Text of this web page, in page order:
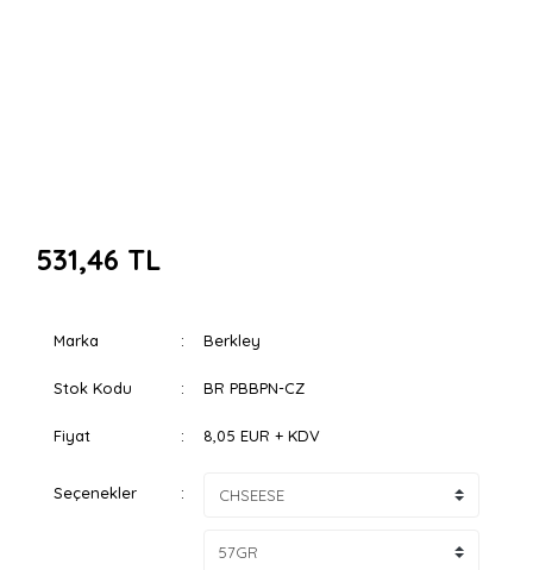
531,46 TL
Marka Berkley
Stok Kodu BR PBBPN-CZ
Fiyat 8,05 EUR + KDV
Seçenekler